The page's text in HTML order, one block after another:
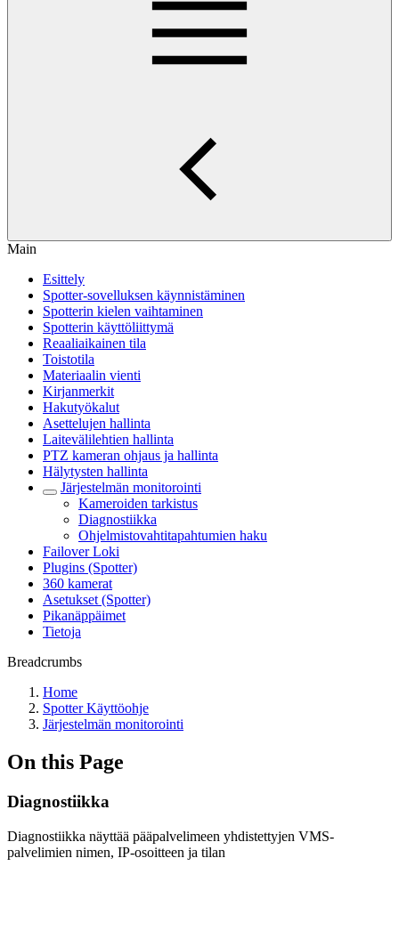
Main
Esittely
Spotter-sovelluksen käynnistäminen
Spotterin kielen vaihtaminen
Spotterin käyttöliittymä
Reaaliaikainen tila
Toistotila
Materiaalin vienti
Kirjanmerkit
Hakutyökalut
Asettelujen hallinta
Laitevälilehtien hallinta
PTZ kameran ohjaus ja hallinta
Hälytysten hallinta
Järjestelmän monitorointi
Kameroiden tarkistus
Diagnostiikka
Ohjelmistovahtitapahtumien haku
Failover Loki
Plugins (Spotter)
360 kamerat
Asetukset (Spotter)
Pikanäppäimet
Tietoja
Breadcrumbs
Home
Spotter Käyttöohje
Järjestelmän monitorointi
On this Page
Diagnostiikka
Diagnostiikka näyttää pääpalvelimeen yhdistettyjen VMS-
palvelimien nimen, IP-osoitteen ja tilan